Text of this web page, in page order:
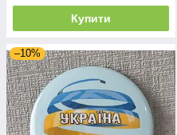
Купити
–10%